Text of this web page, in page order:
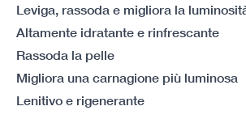
Leviga, rassoda e migliora la
Altamente idratante e rinfrescante
Rassoda la pelle
Migliora una carnagione più luminosa
Lenitivo e rigenerante